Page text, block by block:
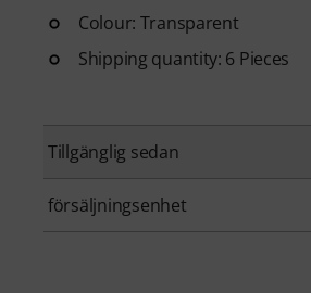
Colour: Transparent
Shipping quantity: 6 Pieces
Tillgänglig sedan
försäljningsenhet